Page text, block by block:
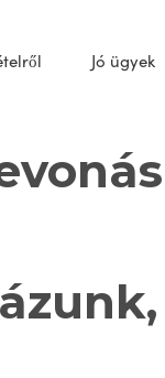
Jó ügyek